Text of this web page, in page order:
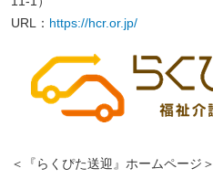
URL： https://hcr.or.jp/
＜『らくぴた送迎』ホームページ＞